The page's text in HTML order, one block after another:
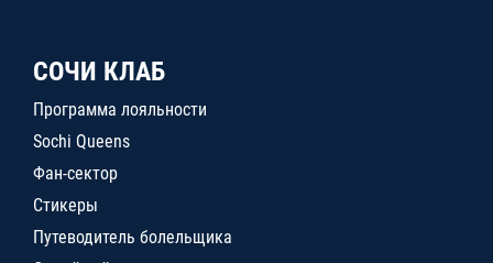
СОЧИ КЛАБ
Программа лояльности
Sochi Queens
Фан-сектор
Стикеры
Путеводитель болельщика